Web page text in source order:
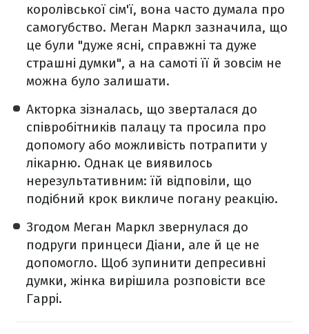
королівської сім'ї, вона часто думала про
самогубство. Меган Маркл зазначила, що
це були "дуже ясні, справжні та дуже
страшні думки", а на самоті її й зовсім не
можна було залишати.
Акторка зізналась, що зверталася до
співробітників палацу та просила про
допомогу або можливість потрапити у
лікарню. Однак це виявилось
нерезультативним: їй відповіли, що
подібний крок викличе погану реакцію.
Згодом Меган Маркл звернулася до
подруги принцеси Діани, але й це не
допомогло. Щоб зупинити депресивні
думки, жінка вирішила розповісти все
Гаррі.